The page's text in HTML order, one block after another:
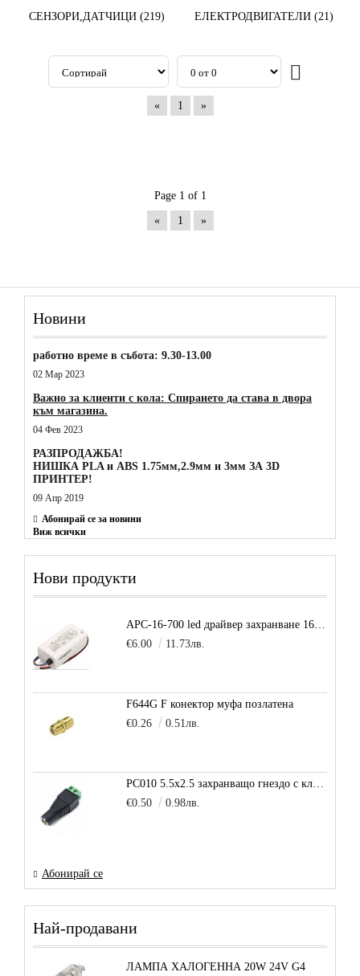
СЕНЗОРИ,ДАТЧИЦИ (219) ЕЛЕКТРОДВИГАТЕЛИ (21)
« 1 »
Page 1 of 1
« 1 »
Новини
работно време в събота: 9.30-13.00
02 Мар 2023
Важно за клиенти с кола: Спирането да става в двора
към магазина.
04 Фев 2023
РАЗПРОДАЖБА!
НИШКА PLA и ABS 1.75мм,2.9мм и 3мм ЗА 3D
ПРИНТЕР!
09 Апр 2019
Абонирай се за новини
Виж всички
Нови продукти
APC-16-700 led драйвер захранване 16.8W 700mA
€6.00
11.73лв.
F644G F конектор муфа позлатена
€0.26
0.51лв.
PC010 5.5x2.5 захранващо гнездо с клема за кабел
€0.50
0.98лв.
Абонирай се
Най-продавани
ЛАМПА ХАЛОГЕННА 20W 24V G4